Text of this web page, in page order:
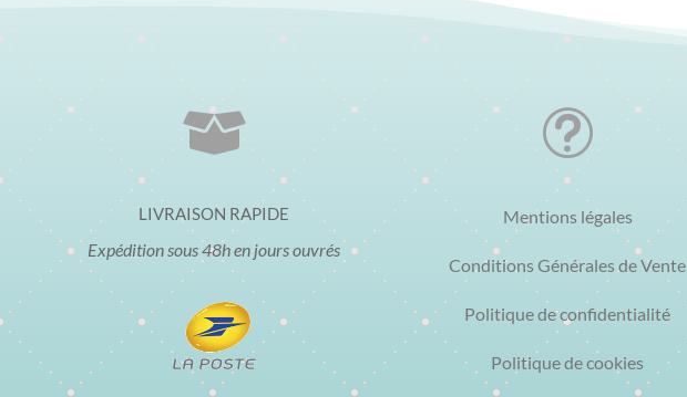

LIVRAISON RAPIDE
Expédition sous 48h en jours ouvrés
t
Mentions légales
Conditions Générales de Vente
Politique de confidentialité
Politique de cookies